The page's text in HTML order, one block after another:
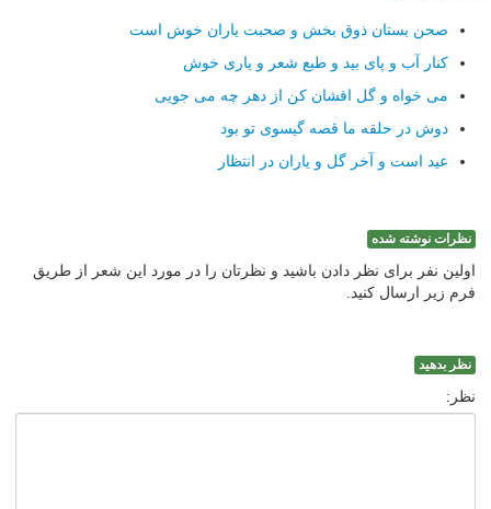
صحن بستان ذوق بخش و صحبت یاران خوش است
کنار آب و پای بید و طبع شعر و یاری خوش
می خواه و گل افشان کن از دهر چه می جویی
دوش در حلقه ما قصه گیسوی تو بود
عید است و آخر گل و یاران در انتظار
نظرات نوشته شده
اولین نفر برای نظر دادن باشید و نظرتان را در مورد این شعر از طریق
فرم زیر ارسال کنید.
نظر بدهید
نظر: